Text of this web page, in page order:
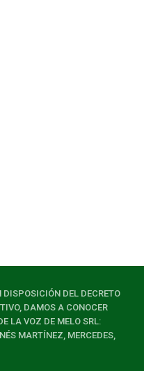
DEL DECRETO
DAMOS A CONOCER
LA VOZ DE MELO SRL:
MARTÍNEZ, MERCEDES,